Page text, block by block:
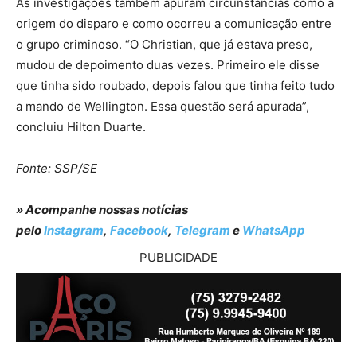
origem do disparo e como ocorreu a comunicação entre
o grupo criminoso. “O Christian, que já estava preso,
mudou de depoimento duas vezes. Primeiro ele disse
que tinha sido roubado, depois falou que tinha feito tudo
a mando de Wellington. Essa questão será apurada”,
concluiu Hilton Duarte.
Fonte: SSP/SE
» Acompanhe nossas notícias
peloInstagram, Facebook, Telegram e WhatsApp
PUBLICIDADE